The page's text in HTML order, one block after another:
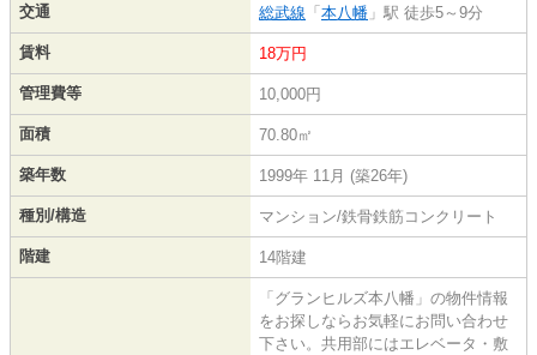
交通 総武線 「本八幡 」駅 徒歩5～9分
賃料 18万円
管理費等 10,000円
面積 70.80㎡
築年数 1999年 11月 (築26年)
種別/構造 マンション/鉄骨鉄筋コンクリート
階建 14階建
「グランヒルズ本八幡」の物件情報
をお探しならお気軽にお問い合わせ
下さい。共用部にはエレベータ・敷